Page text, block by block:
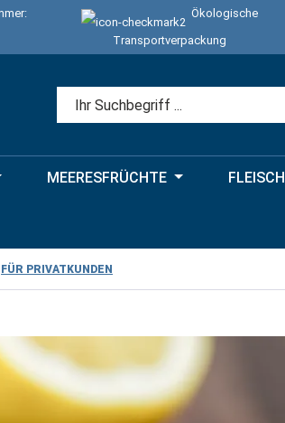
Ökologische
Transportverpackung
MEERESFRÜCHTE FLEISCH
FÜR PRIVATKUNDEN